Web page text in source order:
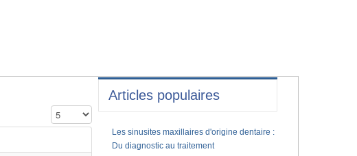
Affichage #
Articles populaires
Les sinusites maxillaires d'origine dentaire :
Du diagnostic au traitement